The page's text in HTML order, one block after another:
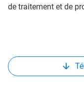
de traitement et de